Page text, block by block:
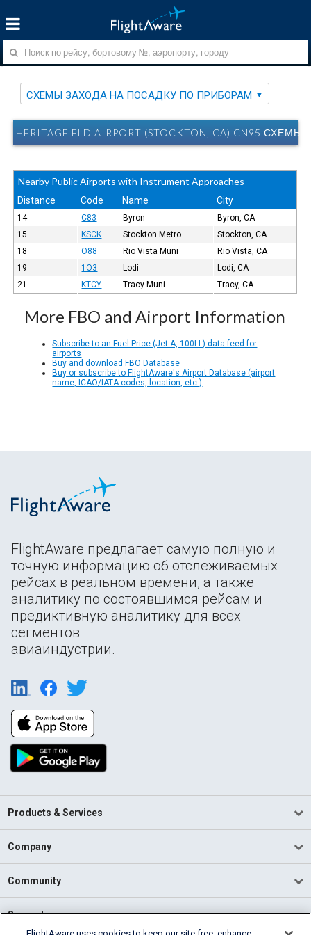
СХЕМЫ ЗАХОДА НА ПОСАДКУ ПО ПРИБОРАМ
HERITAGE FLD AIRPORT (STOCKTON, CA) CN95
Nearby Public Airports with Instrument Approaches
Distance Code Name City
14 C83 Byron
Byron, CA
15
KSCK Stockton Metro
Stockton, CA
18
O88 Rio Vista Muni
Rio Vista, CA
19
1O3 Lodi
Lodi, CA
21
KTCY Tracy Muni Tracy, CA
More FBO and Airport Information
Subscribe to an Fuel Price (Jet A, 100LL) data feed for
airports
Buy and download FBO Database
Buy or subscribe to FlightAware's Airport Database (airport
name, ICAO/IATA codes, location, etc.)
FlightAware предлагает самую полную и
точную информацию об отслеживаемых
рейсах в реальном времени, а также
аналитику по состоявшимся рейсам и
предиктивную аналитику для всех
сегментов
авиаиндустрии.
Products & Services
Company
Community
Support